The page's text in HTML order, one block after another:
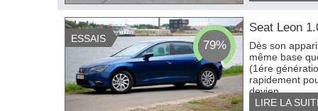
Seat Leon
Dès son
même base
(1ére
rapidement
devien...
LIRE LA
ESSAIS 79%